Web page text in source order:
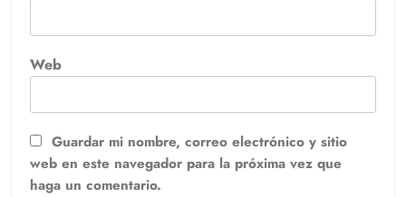
Web
Guardar mi nombre, correo electrónico y sitio
web en este navegador para la próxima vez que
haga un comentario.